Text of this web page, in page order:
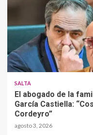
SALTA
El abogado de la
García Castiella:
Cordeyro”
agosto 3, 2026